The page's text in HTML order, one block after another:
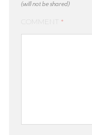
(will not be shared)
COMMENT *